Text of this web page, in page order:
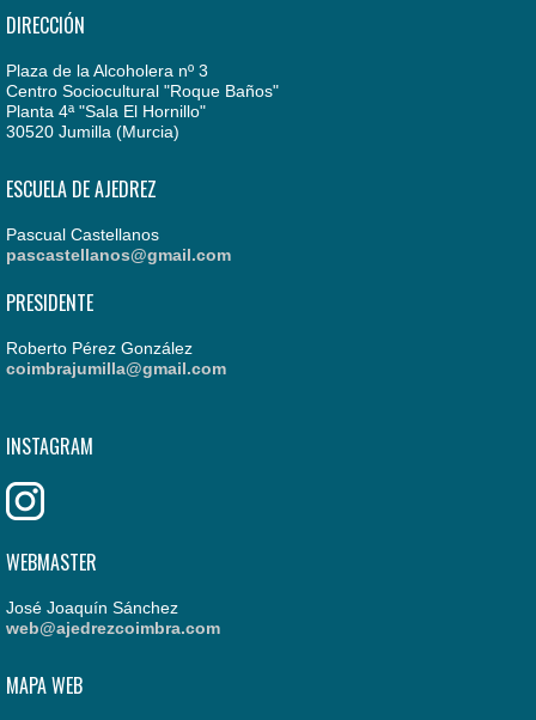
DIRECCIÓN
Plaza de la Alcoholera nº 3
Centro Sociocultural "Roque Baños"
Planta 4ª "Sala El Hornillo"
30520 Jumilla (Murcia)
ESCUELA DE AJEDREZ
Pascual Castellanos
pascastellanos@gmail.com
PRESIDENTE
Roberto Pérez González
coimbrajumilla@gmail.com
INSTAGRAM
WEBMASTER
José Joaquín Sánchez
web@ajedrezcoimbra.com
MAPA WEB